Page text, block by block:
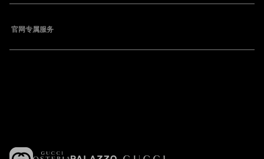
官网专属服务